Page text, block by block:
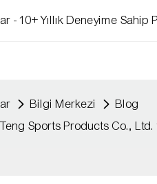
- 10+ Yıllık Deneyime
Bilgi Merkezi
Blog
Sports Products Co., Ltd.